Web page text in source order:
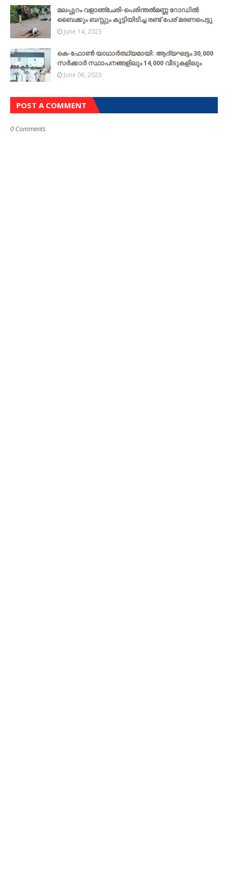
മലപ്പുറം വളാഞ്ചേരി-പെരിന്തൽമണ്ണ റോഡിൽ
ബൈക്കും ബസ്സും കൂട്ടിയിടിച്ച രണ്ട് പേര് മരണപെട്ടു
June 14, 2023
കെ-ഫോൺ യാഥാർത്ഥ്യമായി: ആദ്യഘട്ടം 30,000
സർക്കാർ സ്ഥാപനങ്ങളിലും 14,000 വീടുകളിലും
June 06, 2023
POST A COMMENT
0 Comments